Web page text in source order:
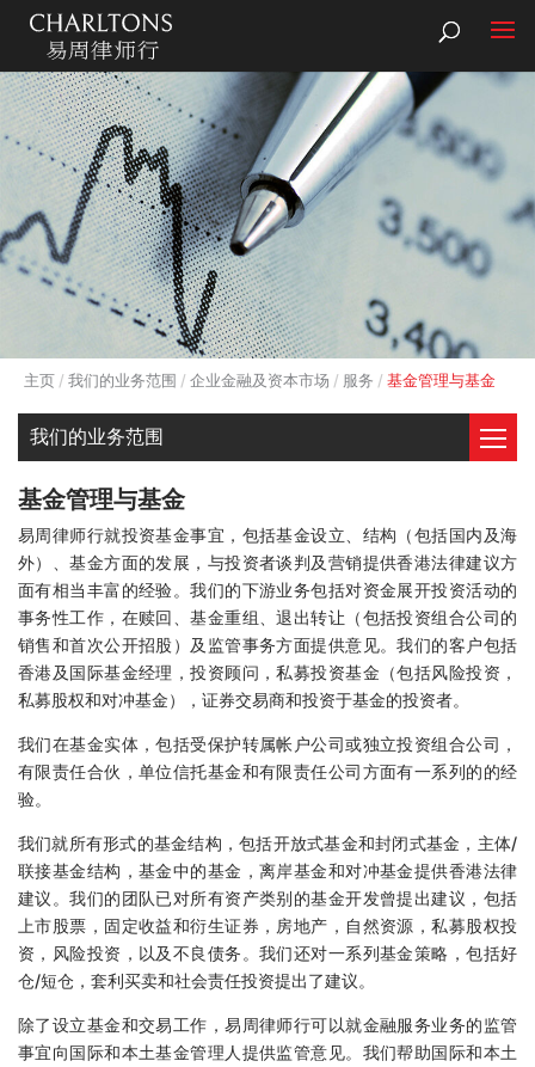
主页 我们的业务范围 企业金融及资本市场 服务 基金管理与基金
我们的业务范围
基金管理与基金
易周律师行就投资基金事宜，包括基金设立、结构（包括国内及海
外）、基金方面的发展，与投资者谈判及营销提供香港法律建议方
面有相当丰富的经验。我们的下游业务包括对资金展开投资活动的
事务性工作，在赎回、基金重组、退出转让（包括投资组合公司的
销售和首次公开招股）及监管事务方面提供意见。我们的客户包括
香港及国际基金经理，投资顾问，私募投资基金（包括风险投资，
私募股权和对冲基金），证券交易商和投资于基金的投资者。
我们在基金实体，包括受保护转属帐户公司或独立投资组合公司，
有限责任合伙，单位信托基金和有限责任公司方面有一系列的的经
验。
我们就所有形式的基金结构，包括开放式基金和封闭式基金，主体/
联接基金结构，基金中的基金，离岸基金和对冲基金提供香港法律
建议。我们的团队已对所有资产类别的基金开发曾提出建议，包括
上市股票，固定收益和衍生证券，房地产，自然资源，私募股权投
资，风险投资，以及不良债务。我们还对一系列基金策略，包括好
仓/短仓，套利买卖和社会责任投资提出了建议。
除了设立基金和交易工作，易周律师行可以就金融服务业务的监管
事宜向国际和本土基金管理人提供监管意见。我们帮助国际和本土